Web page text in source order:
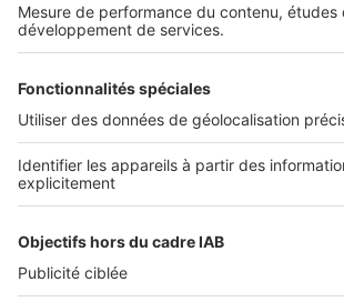
Services pro
Accès client
Informations légales
Politique Générale de Protection des Données